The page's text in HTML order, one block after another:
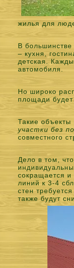
жилья для
В большинстве
– кухня,
детская.
автомобиля.
Но широко
площади
Такие
участки без
совместного
Дело в том,
сокращается
линий к 3-4
стен
также будут